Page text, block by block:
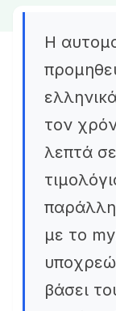
Η
τον
λεπτά
με το
βάσει